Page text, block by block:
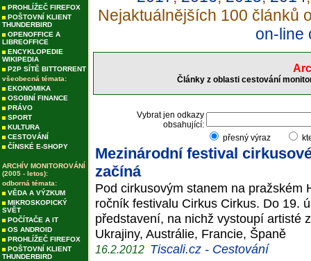
PROHLÍŽEČ FIREFOX
POŠTOVNÍ KLIENT
THUNDERBIRD
OPENOFFICE A
LIBREOFFICE
ENCYKLOPEDIE
WIKIPEDIA
P2P SÍTĚ BITTORRENT
všeobecná témata:
EKONOMIKA
OSOBNÍ FINANCE
PRÁVO
SPORT
KULTURA
CESTOVÁNÍ
ČÍNSKÉ E-SHOPY
ARCHÍV MONITOROVÁNÍ
(2005 - letos):
odborná témata:
VĚDA A VÝZKUM
MIKROSKOPICKÝ
SVĚT
POČÍTAČE A IT
OS ANDROID
PROHLÍŽEČ FIREFOX
POŠTOVNÍ KLIENT
THUNDERBIRD
Nejaktuálnějších 100 článků
on-line
Články z oblasti cestování
Vybrat jen odkazy
obsahující:
přesný výraz
Mezinárodní festival
začíná
Pod cirkusovým stanem na pražském
ročník festivalu Cirkus Cirkus. Do 19.
představení, na nichž vystoupí artisté
Ukrajiny, Austrálie, Francie, Španě
16.2.2012 Tiscali.cz - Cestování